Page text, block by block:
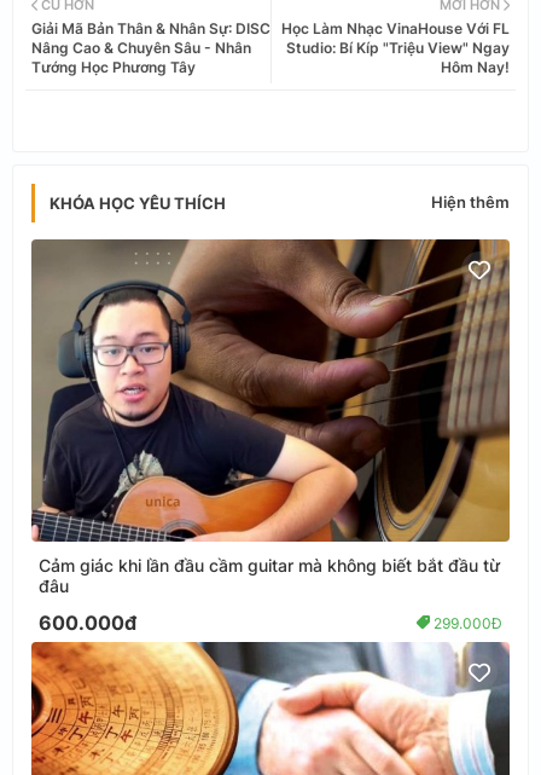
tter ats
MỚI HƠN
Học Làm Nhạc VinaHouse Với FL
Studio: Bí Kíp "Triệu View" Ngay
Hôm Nay!
CŨ HƠN
Giải Mã Bản Thân & Nhân Sự: DISC
Nâng Cao & Chuyên Sâu - Nhân
Tướng Học Phương Tây
KHÓA HỌC YÊU THÍCH Hiện thêm
Cảm giác khi lần đầu cầm guitar mà không biết bắt đầu từ
đâu
600.000đ 299.000Đ